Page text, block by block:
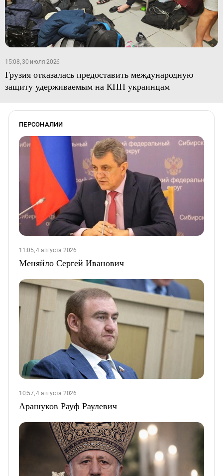
15:08, 30 июля 2026
Грузия отказалась предоставить международную
защиту удерживаемым на КПП украинцам
ПЕРСОНАЛИИ
11:05, 4 августа 2026
Меняйло Сергей Иванович
10:57, 4 августа 2026
Арашуков Рауф Раулевич